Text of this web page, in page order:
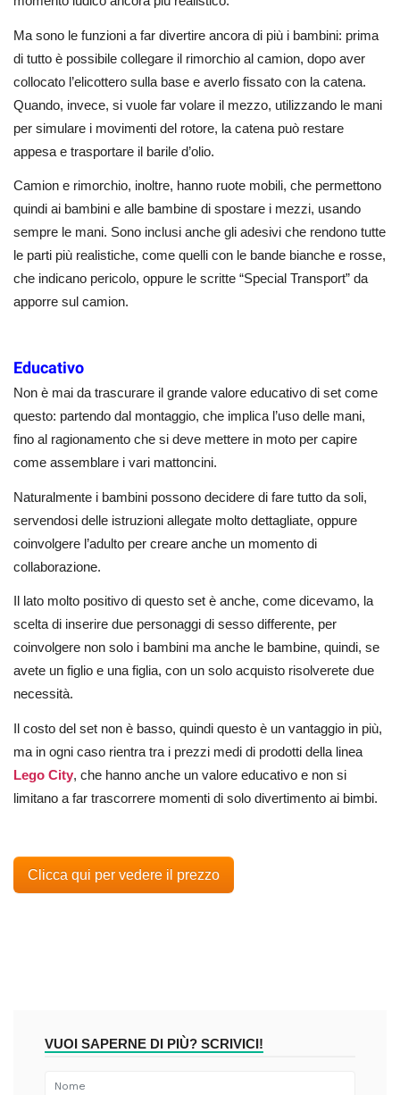
Ma sono le funzioni a far divertire ancora di più i bambini: prima
di tutto è possibile collegare il rimorchio al camion, dopo aver
collocato l’elicottero sulla base e averlo fissato con la catena.
Quando, invece, si vuole far volare il mezzo, utilizzando le mani
per simulare i movimenti del rotore, la catena può restare
appesa e trasportare il barile d’olio.
Camion e rimorchio, inoltre, hanno ruote mobili, che permettono
quindi ai bambini e alle bambine di spostare i mezzi, usando
sempre le mani. Sono inclusi anche gli adesivi che rendono tutte
le parti più realistiche, come quelli con le bande bianche e rosse,
che indicano pericolo, oppure le scritte “Special Transport” da
apporre sul camion.
Educativo
Non è mai da trascurare il grande valore educativo di set come
questo: partendo dal montaggio, che implica l’uso delle mani,
fino al ragionamento che si deve mettere in moto per capire
come assemblare i vari mattoncini.
Naturalmente i bambini possono decidere di fare tutto da soli,
servendosi delle istruzioni allegate molto dettagliate, oppure
coinvolgere l’adulto per creare anche un momento di
collaborazione.
Il lato molto positivo di questo set è anche, come dicevamo, la
scelta di inserire due personaggi di sesso differente, per
coinvolgere non solo i bambini ma anche le bambine, quindi, se
avete un figlio e una figlia, con un solo acquisto risolverete due
necessità.
Il costo del set non è basso, quindi questo è un vantaggio in più,
ma in ogni caso rientra tra i prezzi medi di prodotti della linea
Lego City, che hanno anche un valore educativo e non si
limitano a far trascorrere momenti di solo divertimento ai bimbi.
Clicca qui per vedere il prezzo
VUOI SAPERNE DI PIÙ? SCRIVICI!